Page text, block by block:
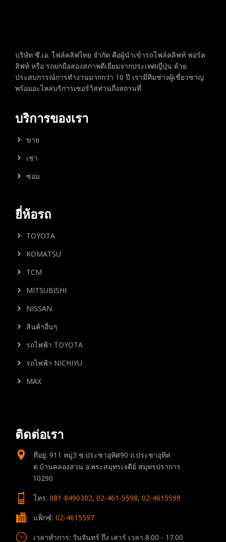
บริษัท ซี.เอ. โฟล์คลิฟไทย จำกัด คือผู้นำเข้ารถโฟล์คลิฟท์ ฟอร์ค
ลิฟท์ หรือ รถยกมือสองสภาพดีเยี่ยมจากประเทศญี่ปุ่น ด้วย
ประสบการณ์การทำงานมากกว่า 10 ปี เรามีทีมช่างผู้เชี่ยวชาญ
พร้อมอะไหล่บริการเซอร์วิสท่านถึงสถานที่
บริการของเรา
ขาย
เช่า
ซ่อม
ยี่ห้อรถ
TOYOTA
KOMATSU
TCM
MITSUBISHI
NISSAN
สินค้าอื่นๆ
รถไฟฟ้า TOYOTA
รถไฟฟ้า NICHIYU
MAX
ติดต่อเรา
ที่อยู่: 911 หมู่3 ซ.ประชาอุทิศ90 ถ.ประชาอุทิศ
ต.บ้านคลองสวน อ.พระสมุทรเจดีย์ สมุทรปราการ
10290
โทร: 081-8490302, 02-461-5598, 02-4615599
แฟ็กซ์: 02-4615597
เวลาทำการ: วันจันทร์ ถึง เสาร์ เวลา 8.00 - 17.00